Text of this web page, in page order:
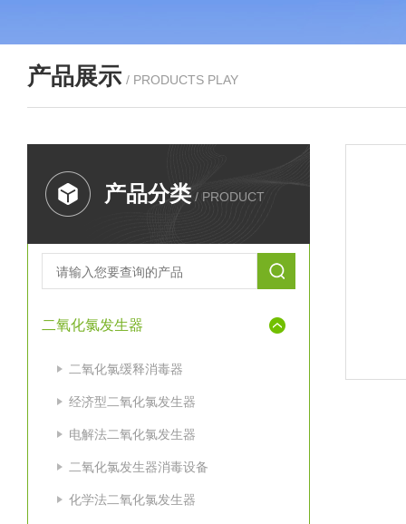
产品展示 / PRODUCTS PLAY
产品分类 / PRODUCT
二氧化氯发生器
二氧化氯缓释消毒器
经济型二氧化氯发生器
电解法二氧化氯发生器
二氧化氯发生器消毒设备
化学法二氧化氯发生器